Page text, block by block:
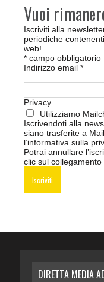
Vuoi
Iscriviti alla
periodiche
web!
* campo obbligatorio
Indirizzo email *
Privacy
Utilizziamo
Iscrivendoti alla
siano trasferite a
l’informativa sulla
Potrai annullare
clic sul
DIRETTA MEDIA